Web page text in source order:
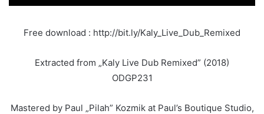
Free download : http://bit.ly/Kaly_Live_Dub_Remixed
Extracted from „Kaly Live Dub Remixed” (2018)
ODGP231
Mastered by Paul „Pilah” Kozmik at Paul’s Boutique Studio,